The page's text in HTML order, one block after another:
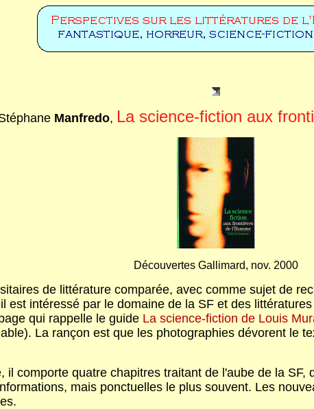
Manfredo, La science-fiction aux
Découvertes Gallimard, nov. 2000
de littérature comparée, avec comme sujet de
est intéressé par le domaine de la SF et des
qui rappelle le guide La science-fiction de Louis
La rançon est que les photographies dévorent le
comporte quatre chapitres traitant de l'aube de la
mais ponctuelles le plus souvent. Les